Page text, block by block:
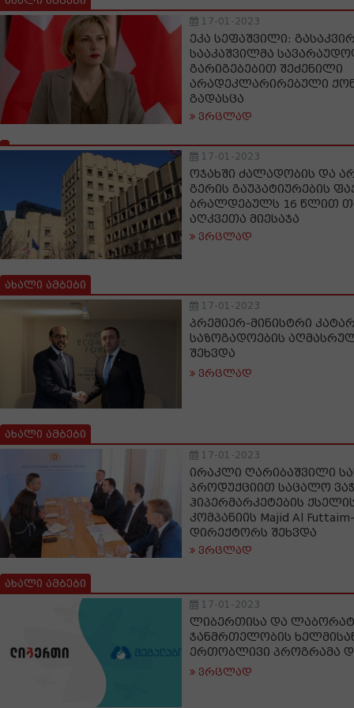
17-01-2023
ეკა სეფაშვილი:
სააკაშვილმა
გარიგებებით შეძენილი
არადეკლარირებული
გადასცა
ვრცლად
17-01-2023
ოჯახში ძალადობის და
გერის გაუპატიურების
ბრალდებულს 16 წლით
აღკვეთა მიესაჯა
ვრცლად
ახალი ამბები
17-01-2023
პრემიერ-მინისტრი
საზოგადოების
შეხვდა
ვრცლად
ახალი ამბები
17-01-2023
ირაკლი ღარიბაშვილი
პროდუქციით საცალო
ჰიპერმარკეტების
კომპანიის Majid Al
დირექტორს შეხვდა
ვრცლად
ახალი ამბები
17-01-2023
ლიბერთისა და
ჯანმრთელობის
ერთობლივი პროგრამა
ვრცლად